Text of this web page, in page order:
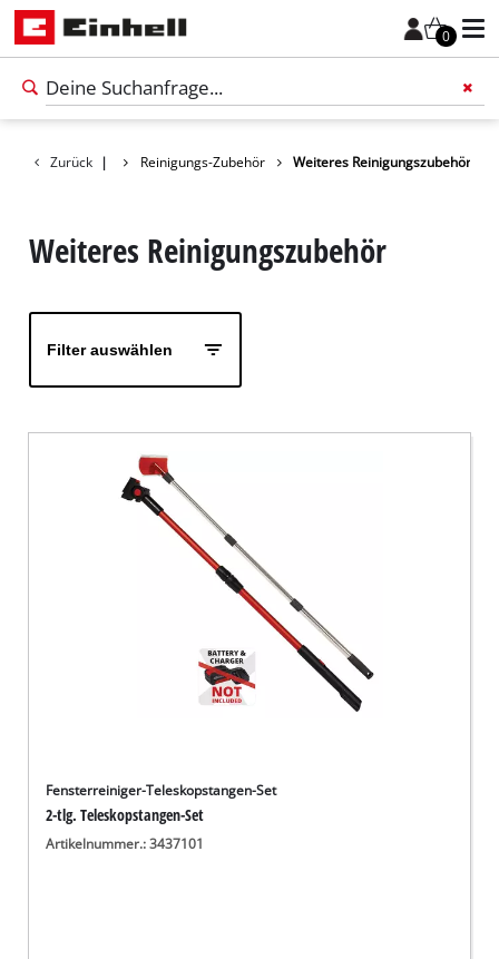
0
Füge
Zurück |
Zubehör Reinigungs-Zubehör Weiteres Reinigungszubehör
Weiteres Reinigungszubehör
Filter auswählen
Fensterreiniger-Teleskopstangen-Set
2-tlg. Teleskopstangen-Set
Artikelnummer.: 3437101